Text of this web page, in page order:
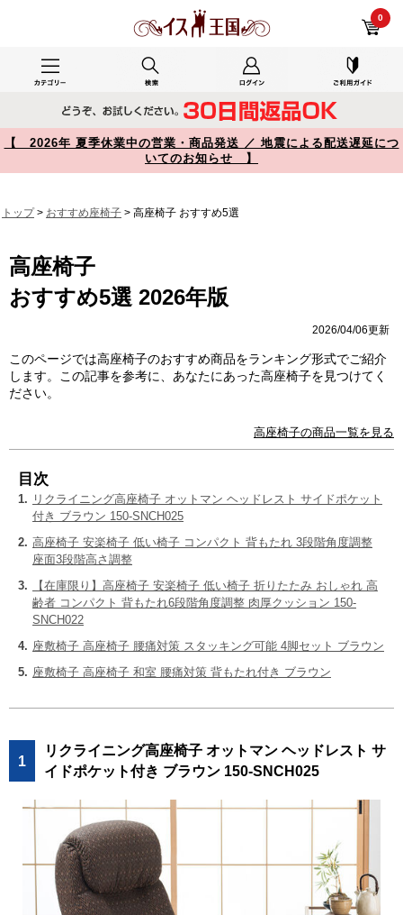
0
【 2026年 夏季休業中の営業・商品発送 ／ 地震による配送遅延につ
いてのお知らせ 】
トップ> おすすめ座椅子 > 高座椅子 おすすめ5選
高座椅子
おすすめ5選 2026年版
2026/04/06更新
このページでは高座椅子のおすすめ商品をランキング形式でご紹介
します。この記事を参考に、あなたにあった高座椅子を見つけてく
ださい。
高座椅子の商品一覧を見る
目次
1. リクライニング高座椅子 オットマン ヘッドレスト サイドポケット
付き ブラウン 150-SNCH025
2. 高座椅子 安楽椅子 低い椅子 コンパクト 背もたれ 3段階角度調整
座面3段階高さ調整
3.
【在庫限り】高座椅子 安楽椅子 低い椅子 折りたたみ おしゃれ 高
齢者 コンパクト 背もたれ6段階角度調整 肉厚クッション 150-
SNCH022
4. 座敷椅子 高座椅子 腰痛対策 スタッキング可能 4脚セット ブラウン
5. 座敷椅子 高座椅子 和室 腰痛対策 背もたれ付き ブラウン
1
リクライニング高座椅子 オットマン ヘッドレスト サ
イドポケット付き ブラウン 150-SNCH025